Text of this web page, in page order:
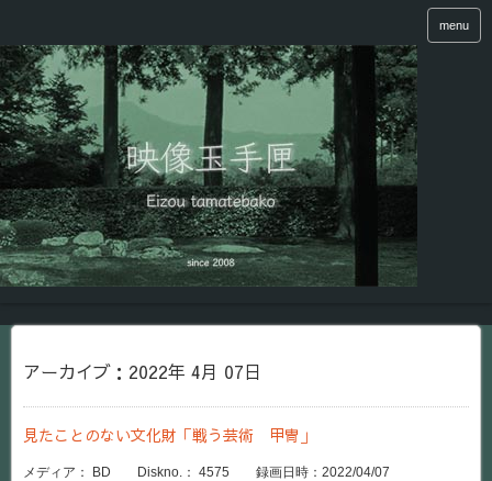
menu
アーカイブ：2022年 4月 07日
見たことのない文化財「戦う芸術 甲冑」
メディア： BD Diskno.： 4575 録画日時：2022/04/07